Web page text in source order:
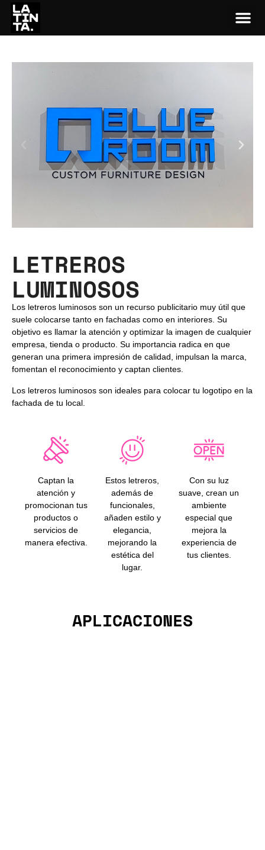
LETREROS
LUMINOSOS
Los letreros luminosos son un recurso publicitario muy útil que
suele colocarse tanto en fachadas como en interiores. Su
objetivo es llamar la atención y optimizar la imagen de cualquier
empresa, tienda o producto. Su importancia radica en que
generan una primera impresión de calidad, impulsan la marca,
fomentan el reconocimiento y captan clientes.
Los letreros luminosos son ideales para colocar tu logotipo en la
fachada de tu local.
Captan la
atención y
promocionan tus
productos o
servicios de
manera efectiva.
Estos letreros,
además de
funcionales,
añaden estilo y
elegancia,
mejorando la
estética del
lugar.
Con su luz
suave, crean un
ambiente
especial que
mejora la
experiencia de
tus clientes.
APLICACIONES